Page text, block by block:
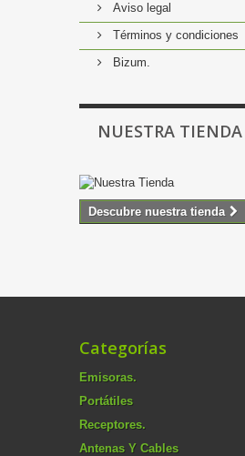
Aviso legal
Términos y condiciones
Bizum.
NUESTRA TIENDA
Descubre nuestra tienda
Categorías
Emisoras.
Portátiles
Receptores.
Antenas Y Cables